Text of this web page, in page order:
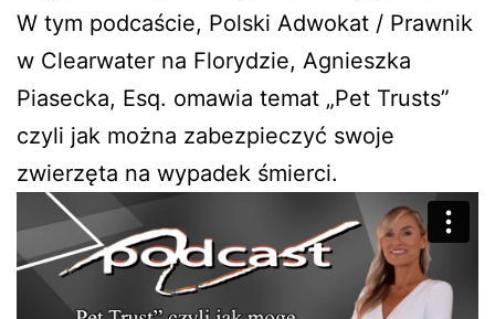
W tym podcaście, Polski Adwokat / Prawnik
w Clearwater na Florydzie, Agnieszka
Piasecka, Esq. omawia temat „Pet Trusts”
czyli jak można zabezpieczyć swoje
zwierzęta na wypadek śmierci.